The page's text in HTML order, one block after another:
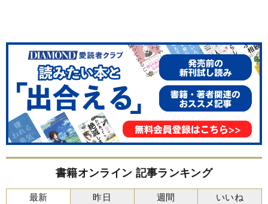
書籍オンライン 記事ランキング
最新 昨日 週間 いいね